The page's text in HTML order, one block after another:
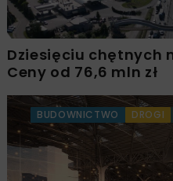
Dziesięciu chętnych
Ceny od 76,6 mln zł
BUDOWNICTWO DROGI